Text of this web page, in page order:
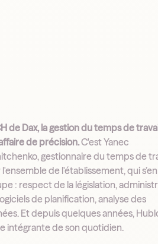
de Dax, la gestion du temps de
de précision.C'est Yanec
gestionnaire du temps de
de l'établissement, qui s’en
: respect de la législation,
de planification, analyse des
Et depuis quelques années,
intégrante de son quotidien.